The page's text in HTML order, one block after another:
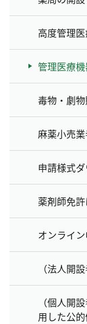
高度管理
管理医療
毒物・劇
麻薬小売
申請様式
薬剤師免
オンライ
（法人開
（個人開
用した公